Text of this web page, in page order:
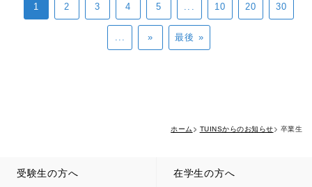
1 2 3 4 5 ... 10 20 30
... » 最後 »
ホーム TUINSからのお知らせ 卒業生
受験生の方へ 在学生の方へ